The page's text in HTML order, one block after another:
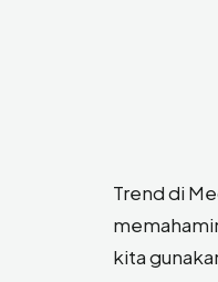
Trend di
kita